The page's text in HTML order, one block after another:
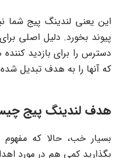
این یعنی لندینگ پیج شما
پیوند بخورد. دلیل اصلی
دسترس را برای بازدید
که آنها را به هدف تبدیل
هدف لندینگ پیج
بسیار خب، حالا که
بگذارید کمی هم در مورد